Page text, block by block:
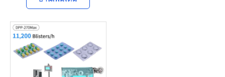
อ่านเพิ่มเติม